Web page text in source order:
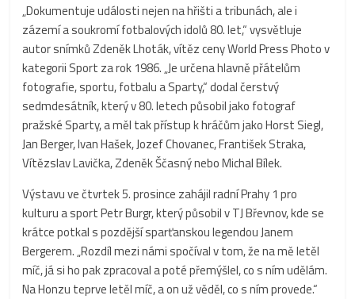
„Dokumentuje události nejen na hřišti a tribunách, ale i
zázemí a soukromí fotbalových idolů 80. let,“ vysvětluje
autor snímků Zdeněk Lhoták, vítěz ceny World Press Photo v
kategorii Sport za rok 1986. „Je určena hlavně přátelům
fotografie, sportu, fotbalu a Sparty,“ dodal čerstvý
sedmdesátník, který v 80. letech působil jako fotograf
pražské Sparty, a měl tak přístup k hráčům jako Horst Siegl,
Jan Berger, Ivan Hašek, Jozef Chovanec, František Straka,
Vítězslav Lavička, Zdeněk Ščasný nebo Michal Bílek.
Výstavu ve čtvrtek 5. prosince zahájil radní Prahy 1 pro
kulturu a sport Petr Burgr, který působil v TJ Břevnov, kde se
krátce potkal s pozdější sparťanskou legendou Janem
Bergerem. „Rozdíl mezi námi spočíval v tom, že na mě letěl
míč, já si ho pak zpracoval a poté přemýšlel, co s ním udělám.
Na Honzu teprve letěl míč, a on už věděl, co s ním provede.“